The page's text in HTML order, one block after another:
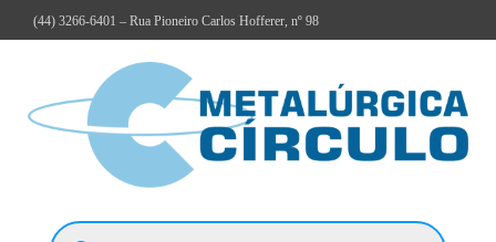
(44) 3266-6401 – Rua Pioneiro Carlos Hofferer, nº 98